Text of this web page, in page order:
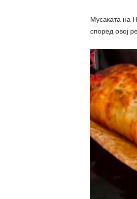
Мусаката на
според овој